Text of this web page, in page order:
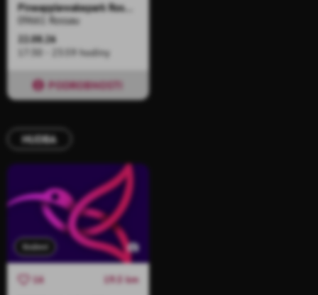
Pineapplewakepark Rossau
09661 Rossau
22.08.26
17:30 - 23:59 hodiny
PODROBNOSTI
HUDBA
Složení
16 19.5 km